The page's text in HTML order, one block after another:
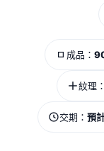
成品：
紋理：
交期： 預